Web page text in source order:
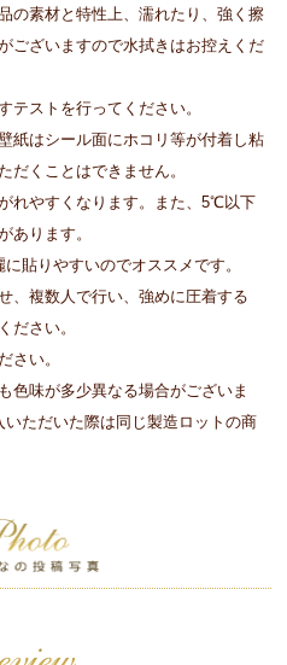
の素材と特性上、濡れたり、強く擦
ございますので水拭きはお控えくだ
ストを行ってください。
紙はシール面にホコリ等が付着し粘
だくことはできません。
れやすくなります。また、5℃以下
あります。
貼りやすいのでオススメです。
、複数人で行い、強めに圧着する
ださい。
さい。
色味が多少異なる場合がございま
ただいた際は同じ製造ロットの商